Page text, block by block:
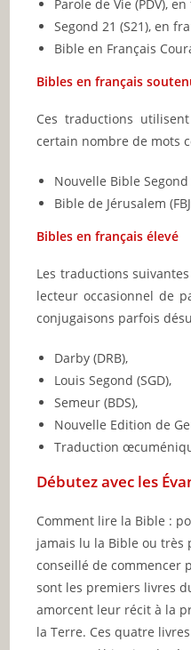
Parole de Vie (PDV),
Segond 21 (S21), en
Bible en Français
Bibles en français
Ces traductions
certain nombre de mots
Nouvelle Bible Segond
Bible de Jérusalem
Bibles en français élevé
Les traductions
lecteur occasionnel de
conjugaisons parfois
Darby (DRB),
Louis Segond (SGD),
Semeur (BDS),
Nouvelle Edition de
Traduction
Débutez avec les
Comment lire la Bible :
jamais lu la Bible ou très
conseillé de commencer
sont les premiers livres
amorcent leur récit à la
la Terre. Ces quatre